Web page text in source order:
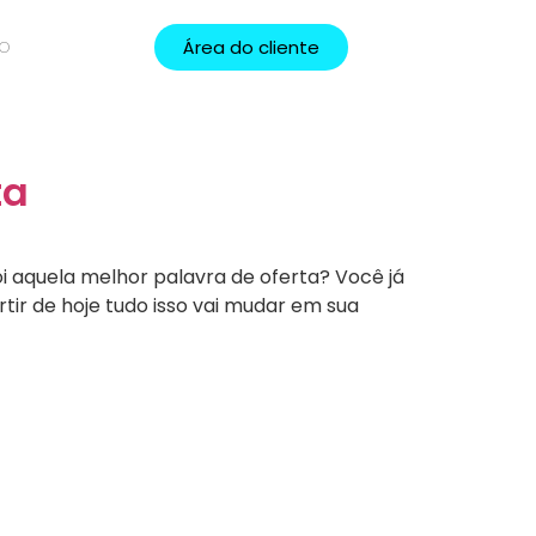
Área do cliente
aquela melhor palavra de oferta? Você já
de hoje tudo isso vai mudar em sua